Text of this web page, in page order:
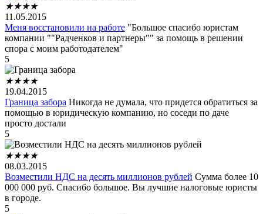
★★★★
11.05.2015
Меня восстановили на работе "Большое спасибо юристам
компании ""Радченков и партнеры"" за помощь в решении
спора с моим работодателем"
5
★★★★
19.04.2015
Граница забора Никогда не думала, что придется обратиться за
помощью в юридическую компанию, но соседи по даче
просто достали
5
★★★★
08.03.2015
Возместили НДС на десять миллионов рублей Сумма более 10
000 000 руб. Спасибо большое. Вы лучшие налоговые юристы
в городе.
5